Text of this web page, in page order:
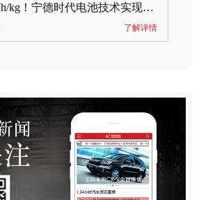
能量密度304Wh/kg！宁德时代电池技术实现突破
了解详情